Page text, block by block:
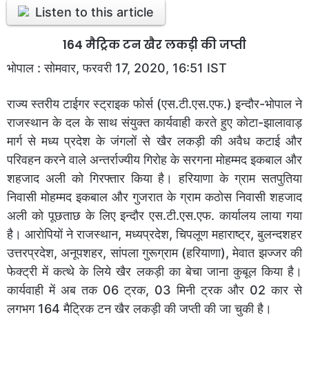
Listen to this article
164 मैट्रिक टन खैर लकड़ी की जप्ती
भोपाल : सोमवार, फरवरी 17, 2020, 16:51 IST
राज्य स्तरीय टाईगर स्ट्राइक फोर्स (एस.टी.एस.एफ.) इन्दौर-भोपाल ने
राजस्थान के दल के साथ संयुक्त कार्यवाही करते हुए कोटा-झालावाड़
मार्ग से मध्य प्रदेश के जंगलों से खैर लकड़ी की अवैध कटाई और
परिवहन करने वाले अन्तर्राज्यीय गिरोह के सरगना मोहम्मद इकबाल और
शहजाद अली को गिरफ्तार किया है। हरियाणा के ग्राम सतपुतिया
निवासी मोहम्मद इकबाल और गुजरात के ग्राम कठोस निवासी शहजाद
अली को पूछताछ के लिए इन्दौर एस.टी.एस.एफ. कार्यालय लाया गया
है। आरोपियों ने राजस्थान, मध्यप्रदेश, चिपलूण महाराष्ट्र, बुलन्दशहर
उत्तरप्रदेश, अनूपशहर, सांपला गुरूग्राम (हरियाणा), मेवात झज्जर की
फेक्ट्री में कत्थे के लिये खैर लकड़ी का बेचा जाना कुबूल किया है।
कार्यवाही में अब तक 06 ट्रक, 03 मिनी ट्रक और 02 कार से
लगभग 164 मैट्रिक टन खैर लकड़ी की जप्ती की जा चुकी है।